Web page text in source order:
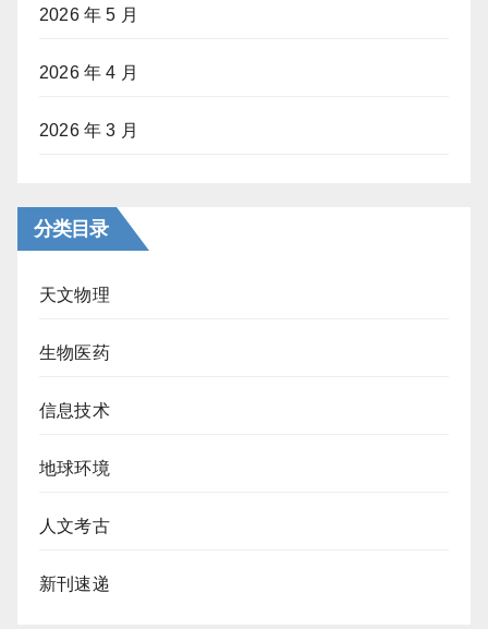
2026 年 5 月
2026 年 4 月
2026 年 3 月
分类目录
天文物理
生物医药
信息技术
地球环境
人文考古
新刊速递